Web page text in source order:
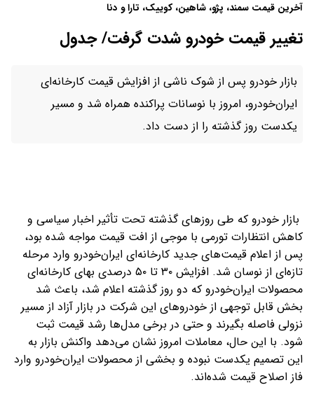
آخرین قیمت سمند، پژو، شاهین، کوییک، تارا و دنا
تغییر قیمت خودرو شدت گرفت/ جدول
بازار خودرو پس از شوک ناشی از افزایش قیمت کارخانه‌ای
ایران‌خودرو، امروز با نوسانات پراکنده همراه شد و مسیر
یکدست روز گذشته را از دست داد.
بازار خودرو که طی روزهای گذشته تحت تأثیر اخبار سیاسی و
کاهش انتظارات تورمی با موجی از افت قیمت مواجه شده بود،
پس از اعلام قیمت‌های جدید کارخانه‌ای ایران‌خودرو وارد مرحله
تازه‌ای از نوسان شد. افزایش ۳۰ تا ۵۰ درصدی بهای کارخانه‌ای
محصولات ایران‌خودرو که دو روز گذشته اعلام شد، باعث شد
بخش قابل توجهی از خودروهای این شرکت در بازار آزاد از مسیر
نزولی فاصله بگیرند و حتی در برخی مدل‌ها رشد قیمت ثبت
شود. با این حال، معاملات امروز نشان می‌دهد واکنش بازار به
این تصمیم یکدست نبوده و بخشی از محصولات ایران‌خودرو وارد
فاز اصلاح قیمت شده‌اند.